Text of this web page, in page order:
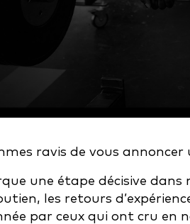
ravis de vous annoncer
une étape décisive
les retours
par ceux qui ont cru en